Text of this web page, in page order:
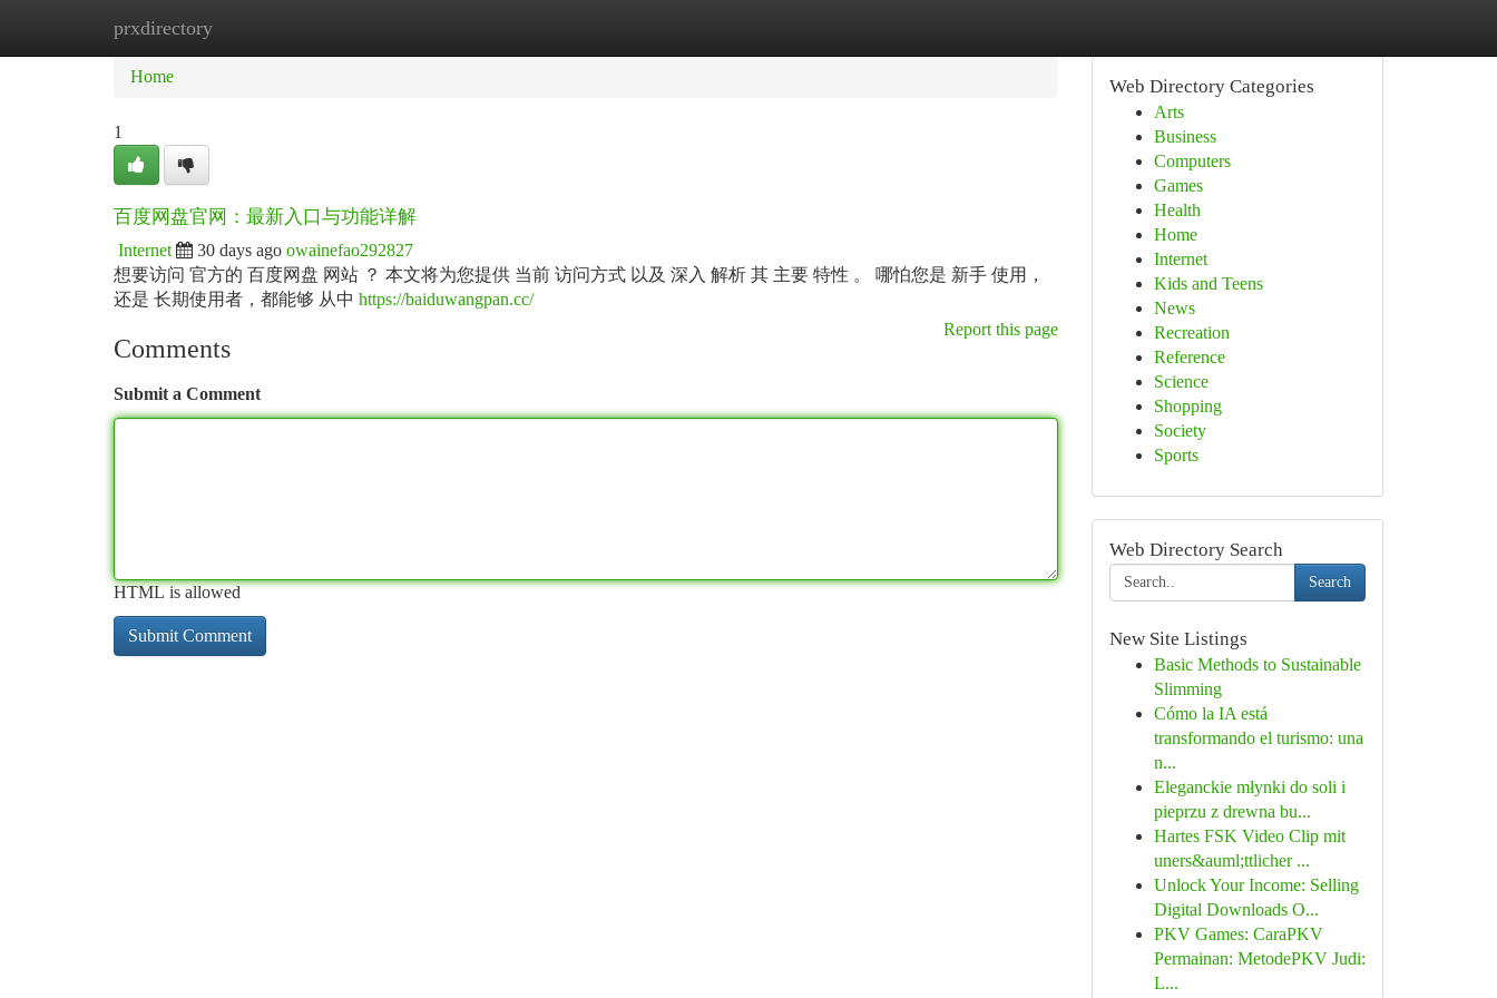
prxdirectory
Home
Home
1
百度网盘官网：最新入口与功能详解
Internet 30 days ago owainefao292827
想要访问 官方的 百度网盘 网站 ？ 本文将为您提供 当前 访问方式 以及 深入 解析 其 主要 特性 。 哪怕您是 新手 使用，
还是 长期使用者，都能够 从中 https://baiduwangpan.cc/
Report this page
Comments
Submit a Comment
HTML is allowed
Web Directory Categories
Arts
Business
Computers
Games
Health
Home
Internet
Kids and Teens
News
Recreation
Reference
Science
Shopping
Society
Sports
Web Directory Search
Search
New Site Listings
Basic Methods to Sustainable
Slimming
Cómo la IA está
transformando el turismo: una
n...
Eleganckie młynki do soli i
pieprzu z drewna bu...
Hartes FSK Video Clip mit
uners&auml;ttlicher ...
Unlock Your Income: Selling
Digital Downloads O...
PKV Games: CaraPKV
Permainan: MetodePKV Judi:
L...